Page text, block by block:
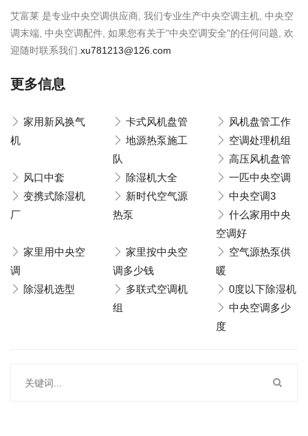
艾富莱 是专业中央空调供应商, 我们专业生产中央空调主机, 中央空
调末端, 中央空调配件, 如果您有关于"中央空调安全"的任何问题, 欢
迎随时联系我们. xu781213@126.com
更多信息
家用新风换气
机
卡式风机盘管
风机盘管工作
地源热泵施工
队
空调处理机组
高压风机盘管
风口中套
除湿机大全
一匹中央空调
变携式除湿机
厂
新时代空气源
热泵
中央空调3
什么家用中央
空调好
家里用中央空
调
家里按中央空
调多少钱
空气源热泵供
暖
除湿机选型
多联式空调机
组
0度以下除湿机
中央空调多少
度